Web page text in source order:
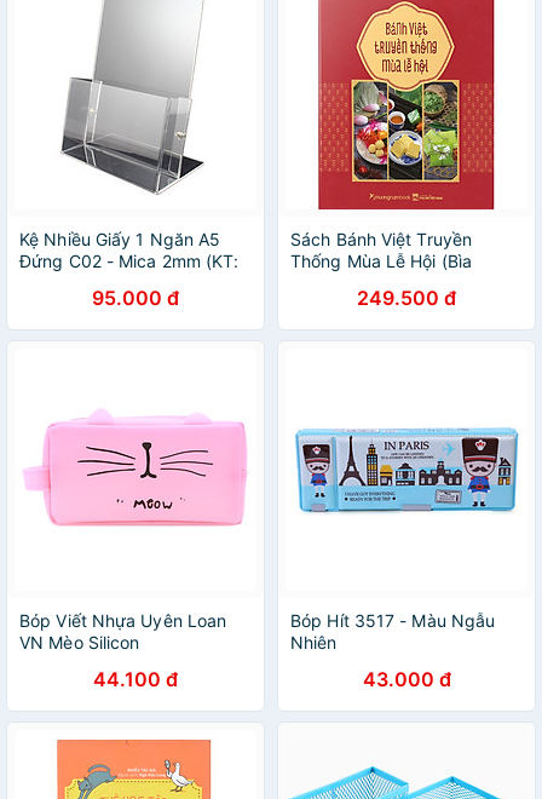
Kệ Nhiều Giấy 1 Ngăn A5
Đứng C02 - Mica 2mm (KT:
95.000 đ
Sách Bánh Việt Truyền
Thống Mùa Lễ Hội (Bìa
249.500 đ
Bóp Viết Nhựa Uyên Loan
VN Mèo Silicon
44.100 đ
Bóp Hít 3517 - Màu Ngẫu
Nhiên
43.000 đ